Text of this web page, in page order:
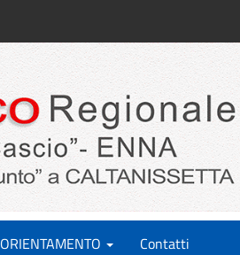
ORIENTAMENTO Contatti